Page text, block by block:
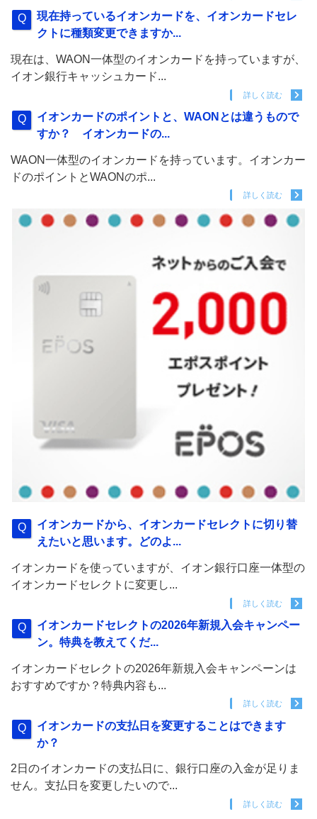
現在持っているイオンカードを、イオンカードセレ
クトに種類変更できますか...
現在は、WAON一体型のイオンカードを持っていますが、
イオン銀行キャッシュカード...
詳しく読む
イオンカードのポイントと、WAONとは違うもので
すか？ イオンカードの...
WAON一体型のイオンカードを持っています。イオンカー
ドのポイントとWAONのポ...
詳しく読む
イオンカードから、イオンカードセレクトに切り替
えたいと思います。どのよ...
イオンカードを使っていますが、イオン銀行口座一体型の
イオンカードセレクトに変更し...
詳しく読む
イオンカードセレクトの2026年新規入会キャンペー
ン。特典を教えてくだ...
イオンカードセレクトの2026年新規入会キャンペーンは
おすすめですか？特典内容も...
詳しく読む
イオンカードの支払日を変更することはできます
か？
2日のイオンカードの支払日に、銀行口座の入金が足りま
せん。支払日を変更したいので...
詳しく読む